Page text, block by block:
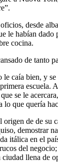
desde
le habían
cocina.
de tanto
caía bien, y
se le
lo que quería
de de
demostrar
itálica en el
del
llena de